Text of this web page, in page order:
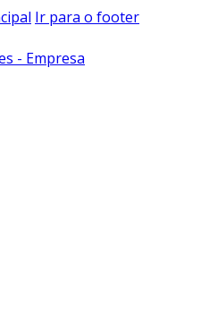
Ir para o footer